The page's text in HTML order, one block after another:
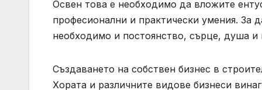
Освен това е необходимо да вложите
професионални и практически умения. За
необходимо и постоянство, сърце, душа и
Създаването на собствен бизнес в
Хората и различните видове бизнеси